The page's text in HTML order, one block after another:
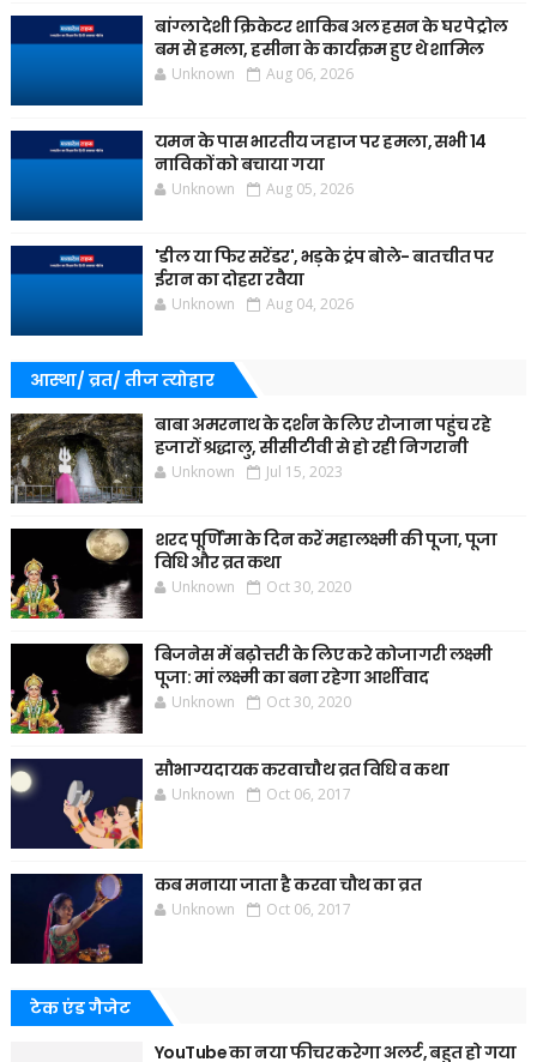
बांग्लादेशी क्रिकेटर शाकिब अल हसन के घर पेट्रोल
बम से हमला, हसीना के कार्यक्रम हुए थे शामिल
Unknown Aug 06, 2026
यमन के पास भारतीय जहाज पर हमला, सभी 14
नाविकों को बचाया गया
Unknown Aug 05, 2026
'डील या फिर सरेंडर', भड़के ट्रंप बोले- बातचीत पर
ईरान का दोहरा रवैया
Unknown Aug 04, 2026
आस्था/ व्रत/ तीज त्‍योहार
बाबा अमरनाथ के दर्शन के लिए रोजाना पहुंच रहे
हजारों श्रद्धालु, सीसीटीवी से हो रही निगरानी
Unknown Jul 15, 2023
शरद पूर्णिमा के दिन करें महालक्ष्मी की पूजा, पूजा
विधि और व्रत कथा
Unknown Oct 30, 2020
बिजनेस में बढ़ोत्तरी के लिए करे कोजागरी लक्ष्मी
पूजा: मां लक्ष्मी का बना रहेगा आर्शीवाद
Unknown Oct 30, 2020
सौभाग्यदायक करवाचौथ व्रत विधि व कथा
Unknown Oct 06, 2017
कब मनाया जाता है करवा चौथ का व्रत
Unknown Oct 06, 2017
टेक एंड गैजेट
YouTube का नया फीचर करेगा अलर्ट, बहुत हो गया